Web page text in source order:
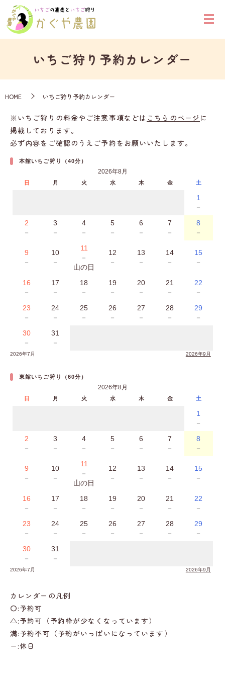
いちご狩り予約カレンダー
HOME いちご狩り予約カレンダー
※いちご狩りの料金やご注意事項などは こちらのページ に
掲載しております。
必ず内容をご確認のうえご予約をお願いいたします。
本館いちご狩り（40分）
2026年8月
日 月 火 水 木 金 土
1
－
2
－
3
－
4
－
5
－
6
－
7
－
8
－
9
－
10
－
11
－
山の日
12
－
13
－
14
－
15
－
16
－
17
－
18
－
19
－
20
－
21
－
22
－
23
－
24
－
25
－
26
－
27
－
28
－
29
－
30
－
31
－
2026年7月 2026年9月
東館いちご狩り（60分）
2026年8月
日 月 火 水 木 金 土
1
－
2
－
3
－
4
－
5
－
6
－
7
－
8
－
9
－
10
－
11
－
山の日
12
－
13
－
14
－
15
－
16
－
17
－
18
－
19
－
20
－
21
－
22
－
23
－
24
－
25
－
26
－
27
－
28
－
29
－
30
－
31
－
2026年7月 2026年9月
カレンダーの凡例
〇:予約可
△:予約可（予約枠が少なくなっています）
満:予約不可（予約がいっぱいになっています）
ー:休日